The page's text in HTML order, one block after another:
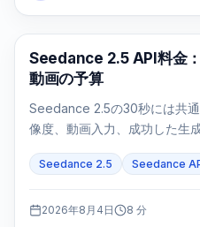
AI動画生成
Seedance 2.5 API料金
動画の予算
Seedance 2.5の30秒には共
像度、動画入力、成功した生
Seedance 2.5 Seedance
2026年8月4日 8 分